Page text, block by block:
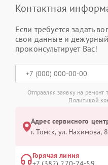
Контактная
Если требуется задать
свои данные и
проконсультирует Вас!
Отправляя заявку на ремонт
Политикой
Адрес сервисного
г. Томск, ул. Нахимова,
Горячая линия